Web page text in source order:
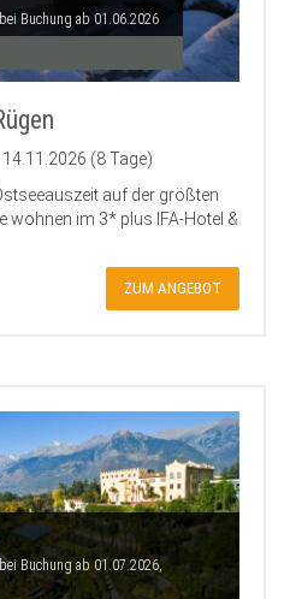
Buchung ab 01.06.2026
14.11.2026 (8 Tage)
auf der größten
wohnen im 3* plus IFA-Hotel &
ZUM ANGEBOT
Buchung ab 01.07.2026,